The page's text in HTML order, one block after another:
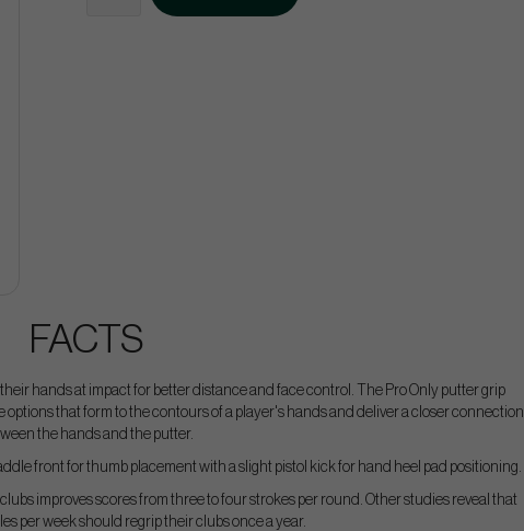
FACTS
hands at impact for better distance and face control. The Pro Only putter grip
options that form to the contours of a player's hands and deliver a closer connection
the hands and the putter.
front for thumb placement with a slight pistol kick for hand heel pad positioning.
improves scores from three to four strokes per round. Other studies reveal that
per week should regrip their clubs once a year.